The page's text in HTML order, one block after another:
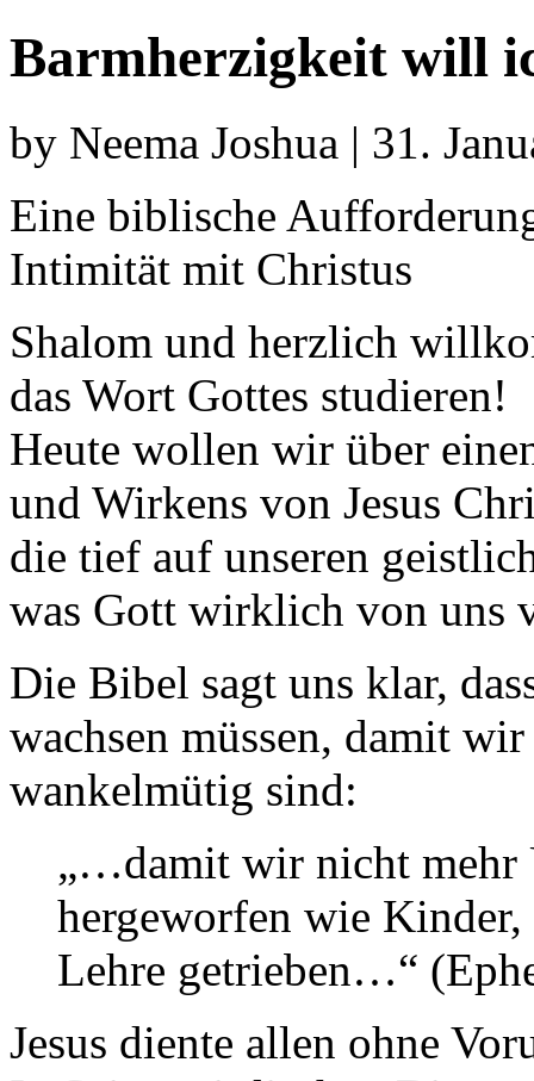
Barmherzigkeit will
by Neema Joshua | 31.
Eine biblische
Intimität mit Christus
Shalom und herzlich
das Wort Gottes studieren!
Heute wollen wir über
und Wirkens von Jesus
die tief auf unseren
was Gott wirklich von uns
Die Bibel sagt uns klar,
wachsen müssen, damit
wankelmütig sind:
„…damit wir nicht mehr
hergeworfen wie
Lehre getrieben…“
Jesus diente allen ohne